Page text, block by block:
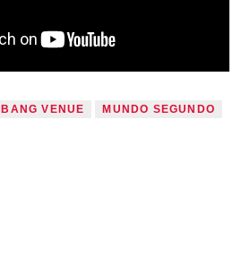
BANG VENUE MUNDO SEGUNDO